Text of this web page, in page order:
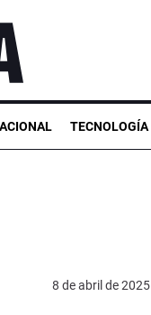
TECNOLOGÍA
8 de abril de 2025